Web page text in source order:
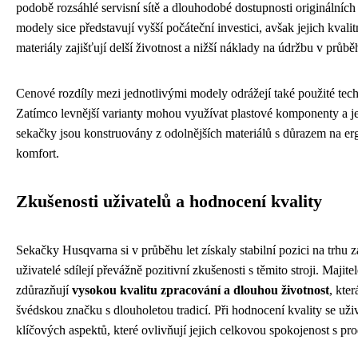
podobě rozsáhlé servisní sítě a dlouhodobé dostupnosti
modely sice představují vyšší počáteční investici, avšak jejich
materiály zajišťují delší životnost a nižší náklady na údržbu v
Cenové rozdíly mezi jednotlivými modely odrážejí také použité
Zatímco levnější varianty mohou využívat plastové komponenty a
sekačky jsou konstruovány z odolnějších materiálů s důrazem na
komfort.
Zkušenosti uživatelů a hodnocení kvality
Sekačky Husqvarna si v průběhu let získaly stabilní pozici na trhu
uživatelé sdílejí převážně pozitivní zkušenosti s těmito stroji.
zdůrazňujívysokou kvalitu zpracování a dlouhou životnost,
švédskou značku s dlouholetou tradicí. Při hodnocení kvality se
klíčových aspektů, které ovlivňují jejich celkovou spokojenost s